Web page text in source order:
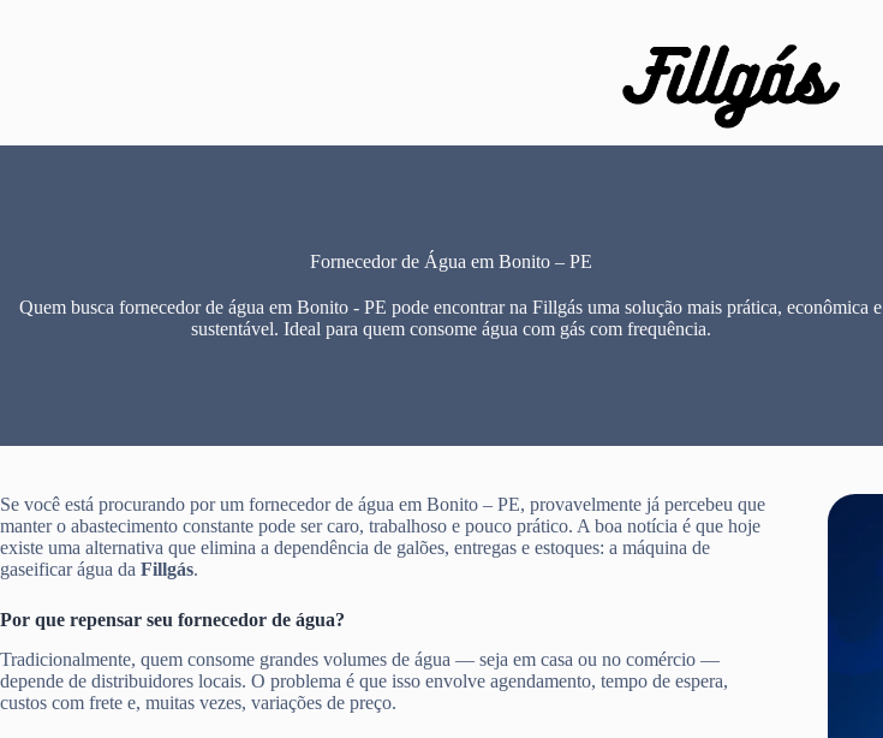
Fornecedor de Água em Bonito – PE
Quem busca fornecedor de água em Bonito - PE pode encontrar na Fillgás uma solução mais prática, econômica e
sustentável. Ideal para quem consome água com gás com frequência.
Se você está procurando por um fornecedor de água em Bonito – PE, provavelmente já percebeu que
manter o abastecimento constante pode ser caro, trabalhoso e pouco prático. A boa notícia é que hoje
existe uma alternativa que elimina a dependência de galões, entregas e estoques: a máquina de
gaseificar água da Fillgás.
Por que repensar seu fornecedor de água?
Tradicionalmente, quem consome grandes volumes de água — seja em casa ou no comércio —
depende de distribuidores locais. O problema é que isso envolve agendamento, tempo de espera,
custos com frete e, muitas vezes, variações de preço.